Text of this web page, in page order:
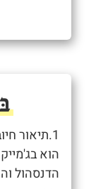
1.תיאור
הוא
הדנסהול